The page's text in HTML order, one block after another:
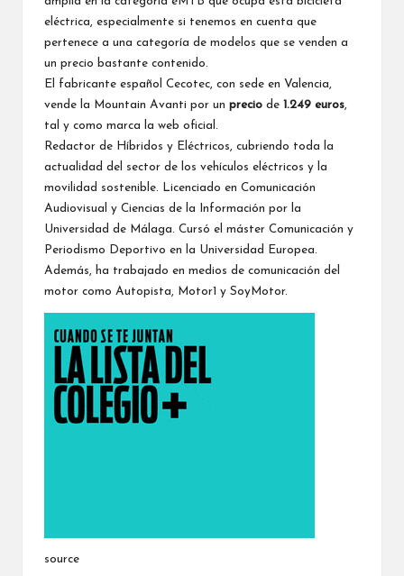
eléctrica, especialmente si tenemos en cuenta que
pertenece a una categoría de modelos que se venden a
un precio bastante contenido.
El fabricante español Cecotec, con sede en Valencia,
vende la Mountain Avanti por un precio de 1.249 euros
tal y como marca la web oficial
Redactor de Híbridos y Eléctricos, cubriendo toda la
actualidad del sector de los vehículos eléctricos y la
movilidad sostenible. Licenciado en Comunicación
Audiovisual y Ciencias de la Información por la
Universidad de Málaga. Cursó el máster Comunicación y
Periodismo Deportivo en la Universidad Europea.
Además, ha trabajado en medios de comunicación del
motor como Autopista, Motor1 y SoyMotor.
source